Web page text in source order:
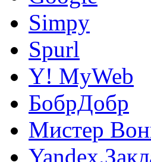
Simpy
Spurl
Y! MyWeb
БобрДобр
Мистер